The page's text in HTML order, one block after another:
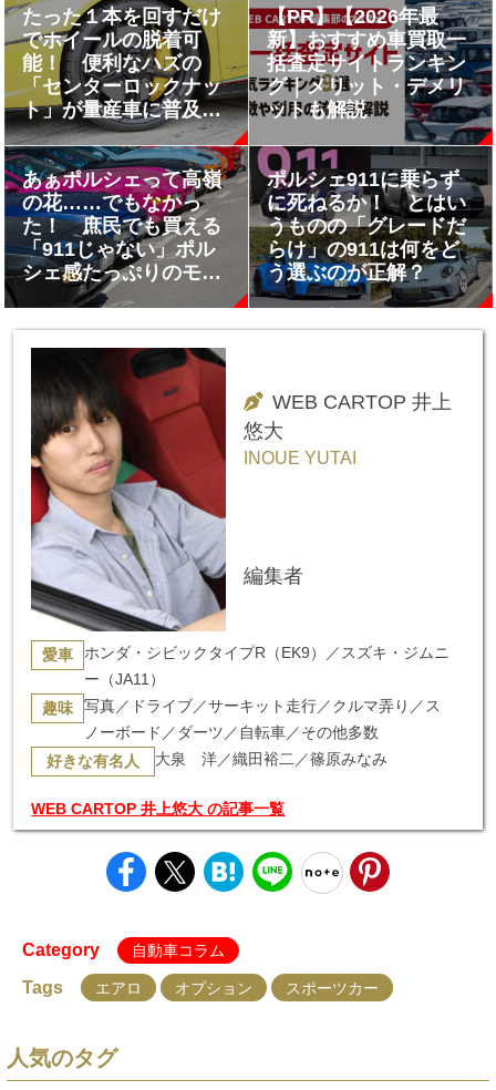
たった１本を回すだけ
でホイールの脱着可
能！ 便利なハズの
「センターロックナッ
ト」が量産車に普及し
ないワケ
【PR】【2026年最
新】おすすめ車買取一
括査定サイトランキン
グ｜メリット・デメリ
ットも解説
あぁポルシェって高嶺
の花……でもなかっ
た！ 庶民でも買える
「911じゃない」ポル
シェ感たっぷりのモデ
ポルシェ911に乗らず
に死ねるか！ とはい
うものの「グレードだ
らけ」の911は何をど
う選ぶのが正解？
WEB CARTOP 井上
悠大
INOUE YUTAI
編集者
愛車
ホンダ・シビックタイプR（EK9）／スズキ・ジムニ
ー（JA11）
趣味
写真／ドライブ／サーキット走行／クルマ弄り／ス
ノーボード／ダーツ／自転車／その他多数
好きな有名人 大泉 洋／織田裕二／篠原みなみ
WEB CARTOP 井上悠大 の記事一覧
Category 自動車コラム
Tags エアロ オプション スポーツカー
人気のタグ